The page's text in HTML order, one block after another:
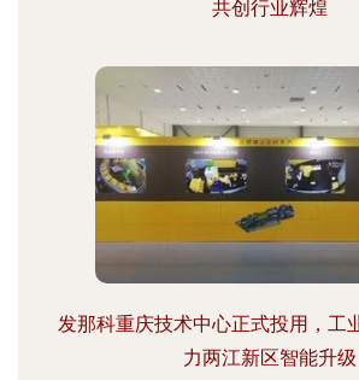
共创行业辉煌
发那科重庆技术中心正式投用，工
力两江新区智能升级